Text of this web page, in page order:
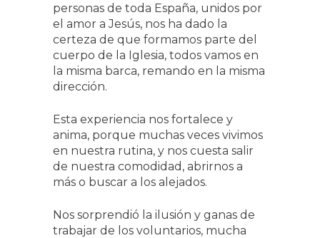
personas de toda España, unidos por
el amor a Jesús, nos ha dado la
certeza de que formamos parte del
cuerpo de la Iglesia, todos vamos en
la misma barca, remando en la misma
dirección.
Esta experiencia nos fortalece y
anima, porque muchas veces vivimos
en nuestra rutina, y nos cuesta salir
de nuestra comodidad, abrirnos a
más o buscar a los alejados.
Nos sorprendió la ilusión y ganas de
trabajar de los voluntarios, mucha